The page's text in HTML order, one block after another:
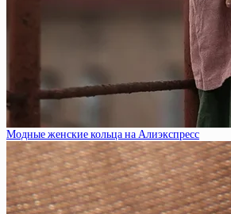
Модные женские кольца на Алиэкспресс